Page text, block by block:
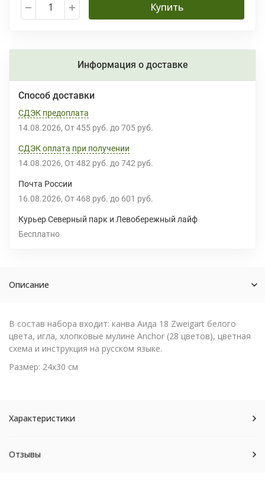
Купить
Информация о доставке
Способ доставки
СДЭК предоплата
14.08.2026 От 455 руб. до 705 руб.
СДЭК оплата при получении
14.08.2026 От 482 руб. до 742 руб.
Почта России
16.08.2026 От 468 руб. до 601 руб.
Курьер Северный парк и Левобережный лайф
Бесплатно
Описание
В состав набора входит: канва Аида 18 Zweigart белого
цвета, игла, хлопковые мулине Anchor (28 цветов), цветная
схема и инструкция на русском языке.
Размер: 24х30 см
Характеристики
Отзывы